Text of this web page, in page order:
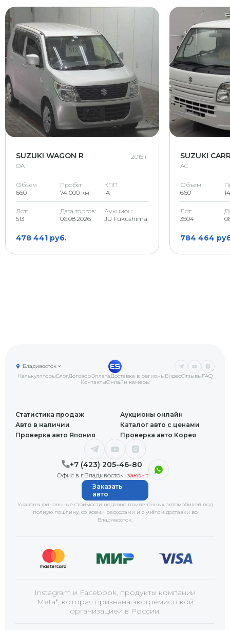
SUZUKI WAGON R
OA
2015 г.
Объем
660
Пробег
74 000 км
КПП
IA
Лот:
513
Дата торгов:
06.08.2026
Аукцион:
JU Fukushima
478 441 руб.
SUZUKI
AC
Объем
660
Лот:
3504
784 464
КалькуляторыБлогДоговорОплата Доставка в регионыВидеоОтзывыFAQ
КонтактыОнлайн камеры
Владивосток
+7 (423) 205-46-80
Офис в г.Владивосток закрыт
Статистика продаж
Аукционы онлайн
Авто в наличии
Каталог авто с ценами
Проверка авто Япония
Проверка авто Корея
Указаны финальные стоимости недавно привезённых автомобилей под
полную пошлину, со всеми расходами и с учётом доставки во
Владивосток
Заказать
авто
Instagram и Facebook, продукты компании
Meta*, которая признана экстремистской
организацией в России.